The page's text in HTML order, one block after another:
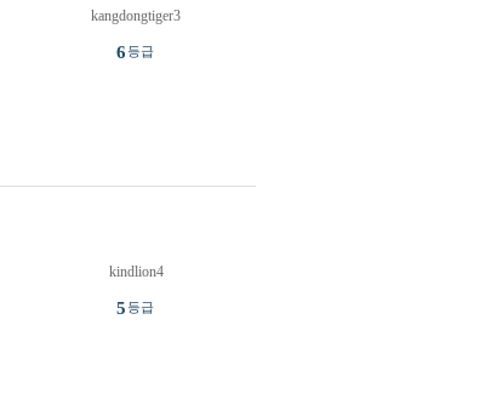
kangdongtiger3
6등급
kindlion4
5등급